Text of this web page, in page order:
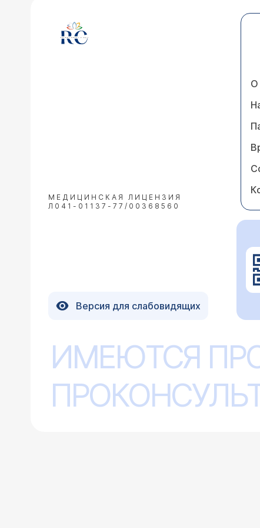
МЕДИЦИНСКАЯ ЛИЦЕНЗИЯ
Л041-01137-77/00368560
О
Версия для слабовидящих
ИМЕЮТСЯ